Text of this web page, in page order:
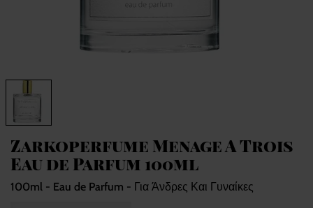
Zarkoperfume Menage A Trois
Eau de Parfum 100ml
100ml - Eau de Parfum - Για Άνδρες Και Γυναίκες